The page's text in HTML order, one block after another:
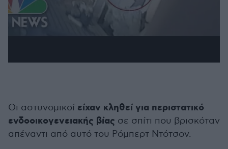
Οι αστυνομικοί είχαν κληθεί για περιστατικό
ενδοοικογενειακής βίας σε σπίτι που βρισκόταν
απέναντι από αυτό του Ρόμπερτ Ντότσον.